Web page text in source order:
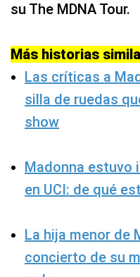
su The MDNA Tour.
Más historias
Las críticas a
silla de ruedas
show
Madonna estuvo
en UCI: de qué
La hija menor de
concierto de su